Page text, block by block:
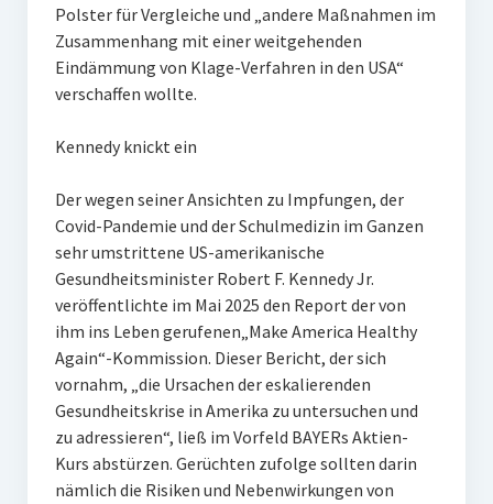
Polster für Vergleiche und „andere Maßnahmen im
Zusammenhang mit einer weitgehenden
Eindämmung von Klage-Verfahren in den USA“
verschaffen wollte.
Kennedy knickt ein
Der wegen seiner Ansichten zu Impfungen, der
Covid-Pandemie und der Schulmedizin im Ganzen
sehr umstrittene US-amerikanische
Gesundheitsminister Robert F. Kennedy Jr.
veröffentlichte im Mai 2025 den Report der von
ihm ins Leben gerufenen„Make America Healthy
Again“-Kommission. Dieser Bericht, der sich
vornahm, „die Ursachen der eskalierenden
Gesundheitskrise in Amerika zu untersuchen und
zu adressieren“, ließ im Vorfeld BAYERs Aktien-
Kurs abstürzen. Gerüchten zufolge sollten darin
nämlich die Risiken und Nebenwirkungen von